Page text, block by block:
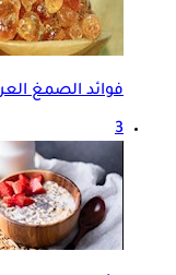
فوائد الصمغ
3